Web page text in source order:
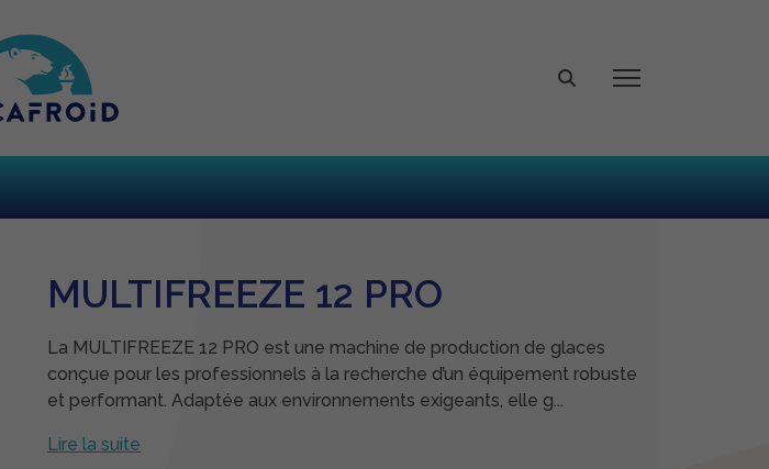
MULTIFREEZE 12 PRO
La MULTIFREEZE 12 PRO est une machine de production de glaces
conçue pour les professionnels à la recherche d’un équipement robuste
et performant. Adaptée aux environnements exigeants, elle g...
Lire la suite